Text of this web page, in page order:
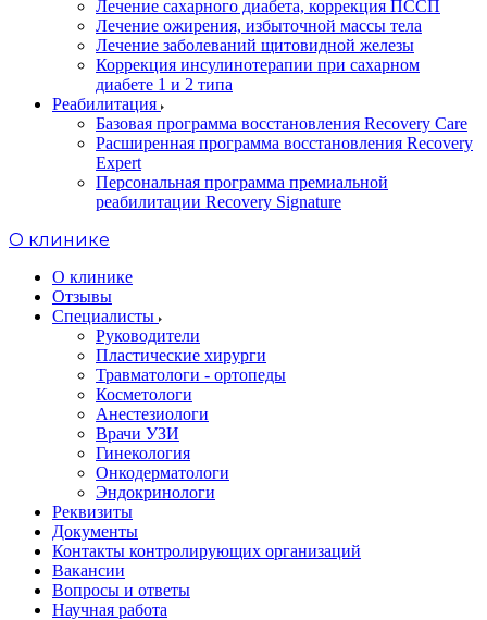
Лечение сахарного диабета, коррекция ПССП
Лечение ожирения, избыточной массы тела
Лечение заболеваний щитовидной железы
Коррекция инсулинотерапии при сахарном
диабете 1 и 2 типа
Реабилитация
Базовая программа восстановления Recovery Care
Расширенная программа восстановления Recovery
Expert
Персональная программа премиальной
реабилитации Recovery Signature
O клинике
О клинике
Отзывы
Специалисты
Руководители
Пластические хирурги
Травматологи - ортопеды
Косметологи
Анестезиологи
Врачи УЗИ
Гинекология
Онкодерматологи
Эндокринологи
Реквизиты
Документы
Контакты контролирующих организаций
Вакансии
Вопросы и ответы
Научная работа